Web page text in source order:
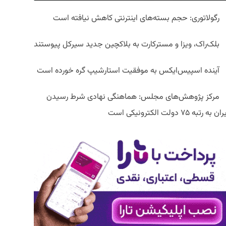
رگولاتوری: حجم بسته‌های اینترنتی کاهش نیافته است
بلک‌راک، ویزا و مسترکارت به بلاکچین جدید سیرکل پیوستند
آینده اسپیس‌ایکس به موفقیت استارشیپ گره خورده است
مرکز پژوهش‌های مجلس: هماهنگی نهادی شرط رسیدن
به رتبه ۷۵ دولت الکترونیکی است